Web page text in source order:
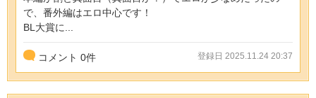
で、番外編はエロ中心です！
BL大賞に...
コメント 0件 登録日 2025.11.24 20:37